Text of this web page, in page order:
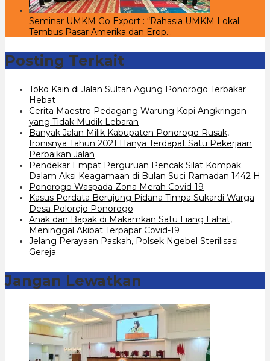
Seminar UMKM Go Export : “Rahasia UMKM Lokal
Tembus Pasar Amerika dan Erop…
Posting Terkait
Toko Kain di Jalan Sultan Agung Ponorogo Terbakar
Hebat
Cerita Maestro Pedagang Warung Kopi Angkringan
yang Tidak Mudik Lebaran
Banyak Jalan Milik Kabupaten Ponorogo Rusak,
Ironisnya Tahun 2021 Hanya Terdapat Satu Pekerjaan
Perbaikan Jalan
Pendekar Empat Perguruan Pencak Silat Kompak
Dalam Aksi Keagamaan di Bulan Suci Ramadan 1442 H
Ponorogo Waspada Zona Merah Covid-19
Kasus Perdata Berujung Pidana Timpa Sukardi Warga
Desa Polorejo Ponorogo
Anak dan Bapak di Makamkan Satu Liang Lahat,
Meninggal Akibat Terpapar Covid-19
Jelang Perayaan Paskah, Polsek Ngebel Sterilisasi
Gereja
Jangan Lewatkan